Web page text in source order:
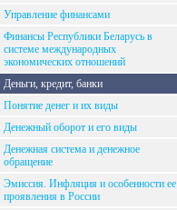
Управление финансами
Финансы Республики Беларусь в
системе международных
экономических отношений
Деньги, кредит, банки
Понятие денег и их виды
Денежный оборот и его виды
Денежная система и денежное
обращение
Эмиссия. Инфляция и особенности ее
проявления в России